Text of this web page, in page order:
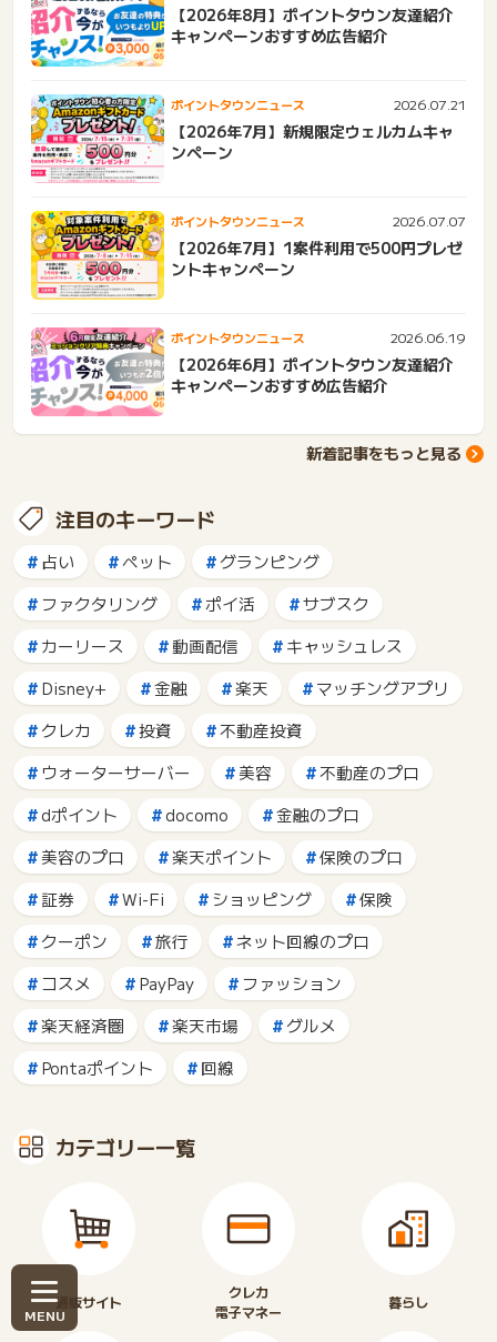
【2026年8月】ポイントタウン友達紹介
キャンペーンおすすめ広告紹介
ポイントタウンニュース 2026.07.21
【2026年7月】新規限定ウェルカムキャ
ンペーン
ポイントタウンニュース 2026.07.07
【2026年7月】1案件利用で500円プレゼ
ントキャンペーン
ポイントタウンニュース 2026.06.19
【2026年6月】ポイントタウン友達紹介
キャンペーンおすすめ広告紹介
新着記事をもっと見る
注目のキーワード
占い ペット
グランピング
ファクタリング
ポイ活
サブスク
カーリース
動画配信
キャッシュレス
Disney+
金融 楽天
マッチングアプリ
クレカ
投資
不動産投資
ウォーターサーバー
美容
不動産のプロ
dポイント
docomo
金融のプロ
美容のプロ
楽天ポイント
保険のプロ
証券
Wi-Fi ショッピング
保険
クーポン
旅行
ネット回線のプロ
コスメ
PayPay
ファッション
楽天経済圏
楽天市場
グルメ
Pontaポイント
回線
カテゴリー一覧
通販サイト
クレカ
電子マネー
暮らし